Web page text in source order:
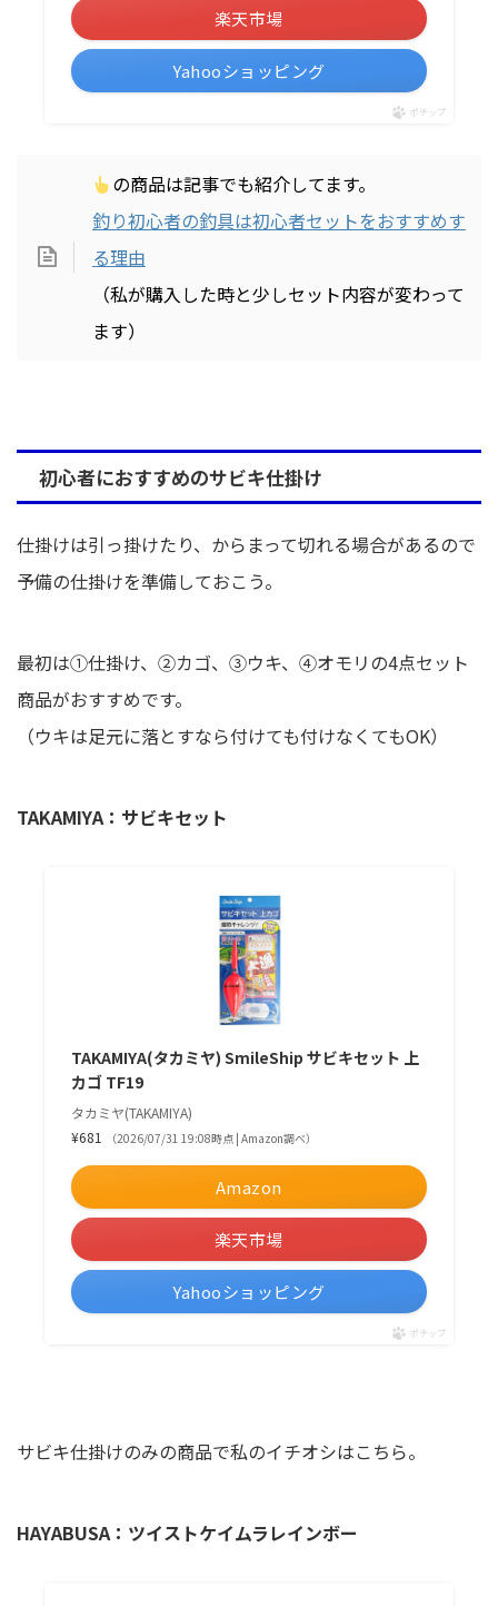
楽天市場
Yahooショッピング
ポチップ
の商品は記事でも紹介してます。
釣り初心者の釣具は初心者セットをおすすめす
る理由
（私が購入した時と少しセット内容が変わって
ます）
初心者におすすめのサビキ仕掛け
仕掛けは引っ掛けたり、からまって切れる場合があるので
予備の仕掛けを準備しておこう。
最初は①仕掛け、②カゴ、③ウキ、④オモリの4点セット
商品がおすすめです。
（ウキは足元に落とすなら付けても付けなくてもOK）
TAKAMIYA：サビキセット
TAKAMIYA(タカミヤ) SmileShip サビキセット 上
カゴ TF19
タカミヤ(TAKAMIYA)
¥681
（2026/07/31 19:08時点 | Amazon調べ）
Amazon
楽天市場
Yahooショッピング
ポチップ
サビキ仕掛けのみの商品で私のイチオシはこちら。
HAYABUSA：ツイストケイムラレインボー